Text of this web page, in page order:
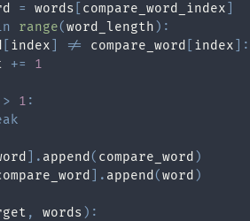
= words compare_word_index
range(word_length ) :
index != compare_word index
:
+= 1
> 1 :
. append ( compare_word )
. append (word )
, words ) :